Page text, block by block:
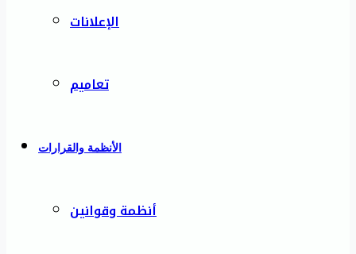
الإعلانات
تعاميم
الأنظمة والقرارات
أنظمة وقوانين